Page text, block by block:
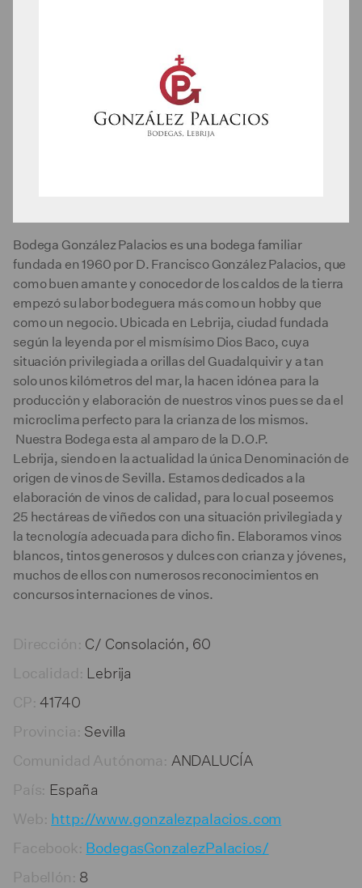
Bodega González Palacios es una bodega familiar
fundada en 1960 por D. Francisco González Palacios, que
como buen amante y conocedor de los caldos de la tierra
empezó su labor bodeguera más como un hobby que
como un negocio. Ubicada en Lebrija, ciudad fundada
según la leyenda por el mismísimo Dios Baco, cuya
situación privilegiada a orillas del Guadalquivir y a tan
solo unos kilómetros del mar, la hacen idónea para la
producción y elaboración de nuestros vinos pues se da el
microclima perfecto para la crianza de los mismos.
Nuestra Bodega esta al amparo de la D.O.P.
Lebrija, siendo en la actualidad la única Denominación de
origen de vinos de Sevilla. Estamos dedicados a la
elaboración de vinos de calidad, para lo cual poseemos
25 hectáreas de viñedos con una situación privilegiada y
la tecnología adecuada para dicho fin. Elaboramos vinos
blancos, tintos generosos y dulces con crianza y jóvenes,
muchos de ellos con numerosos reconocimientos en
concursos internaciones de vinos.
Dirección: C/ Consolación, 60
Localidad: Lebrija
CP: 41740
Provincia: Sevilla
Comunidad Autónoma: ANDALUCÍA
País: España
Web: http://www.gonzalezpalacios.com
Facebook: BodegasGonzalezPalacios/
Pabellón: 8